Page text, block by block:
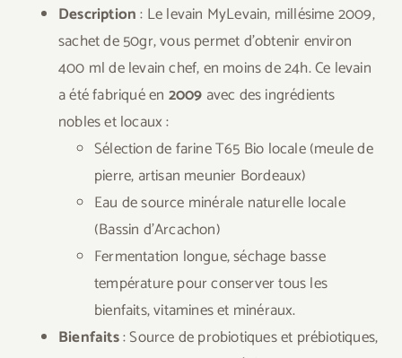
Description: Le levain MyLevain, millésime 2009,
sachet de 50gr, vous permet d’obtenir environ
400 ml de levain chef, en moins de 24h. Ce levain
a été fabriqué en 2009 avec des ingrédients
nobles et locaux :
Sélection de farine T65 Bio locale (meule de
pierre, artisan meunier Bordeaux)
Eau de source minérale naturelle locale
(Bassin d’Arcachon)
Fermentation longue, séchage basse
température pour conserver tous les
bienfaits, vitamines et minéraux.
Bienfaits: Source de probiotiques et prébiotiques,